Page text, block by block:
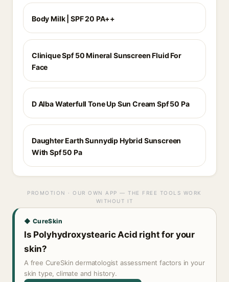
Body Milk | SPF 20 PA++
Clinique Spf 50 Mineral Sunscreen Fluid For
Face
D Alba Waterfull Tone Up Sun Cream Spf 50 Pa
Daughter Earth Sunnydip Hybrid Sunscreen
With Spf 50 Pa
PROMOTION · OUR OWN APP — THE FREE TOOLS WORK
WITHOUT IT
◆ CureSkin
Is Polyhydroxystearic Acid right for your
skin?
A free CureSkin dermatologist assessment factors in your
skin type, climate and history.